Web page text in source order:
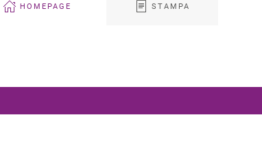
HOMEPAGE STAMPA